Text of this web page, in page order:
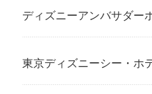
ディズニーアンバサダ
東京ディズニーシー・